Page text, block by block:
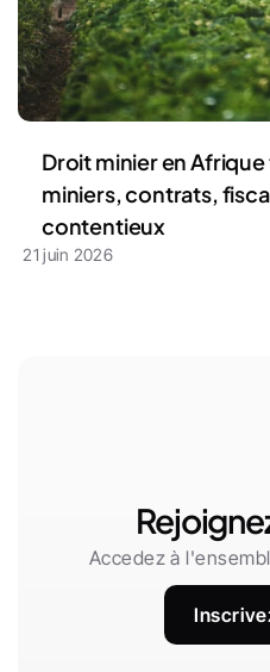
Droit minier en
miniers, contrats,
contentieux
21 juin 2026
Accedez à